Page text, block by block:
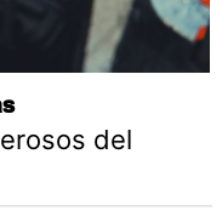
del